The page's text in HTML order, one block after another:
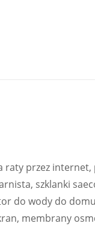
przez internet,
szklanki
do wody do
membrany